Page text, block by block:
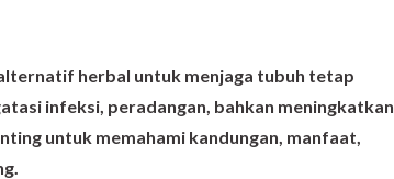
herbal untuk menjaga tubuh tetap
infeksi, peradangan, bahkan meningkatkan
untuk memahami kandungan, manfaat,